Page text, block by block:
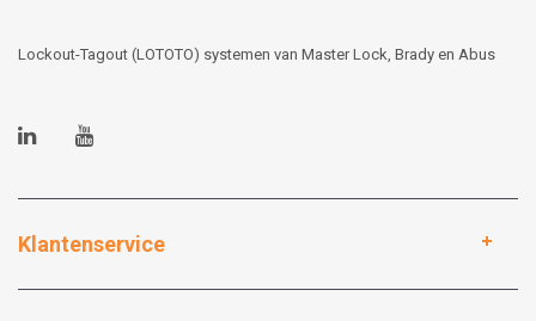
Lockout-Tagout (LOTOTO) systemen van Master Lock, Brady en Abus
Klantenservice